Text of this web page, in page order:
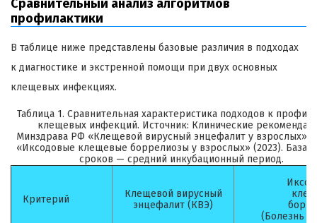
Сравнительный анализ алгоритмов
профилактики
В таблице ниже представлены базовые различия в подходах
к диагностике и экстренной помощи при двух основных
клещевых инфекциях.
Таблица 1. Сравнительная характеристика подходов к
клещевых инфекций. Источник: Клинические
Минздрава РФ «Клещевой вирусный энцефалит у взрослых»
«Иксодовые клещевые боррелиозы у взрослых» (2023). База
сроков — средний инкубационный период.
Критерий
Клещевой вирусный
энцефалит (КВЭ)
(Болезнь